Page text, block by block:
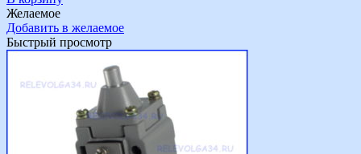
Желаемое
Добавить в желаемое
Быстрый просмотр